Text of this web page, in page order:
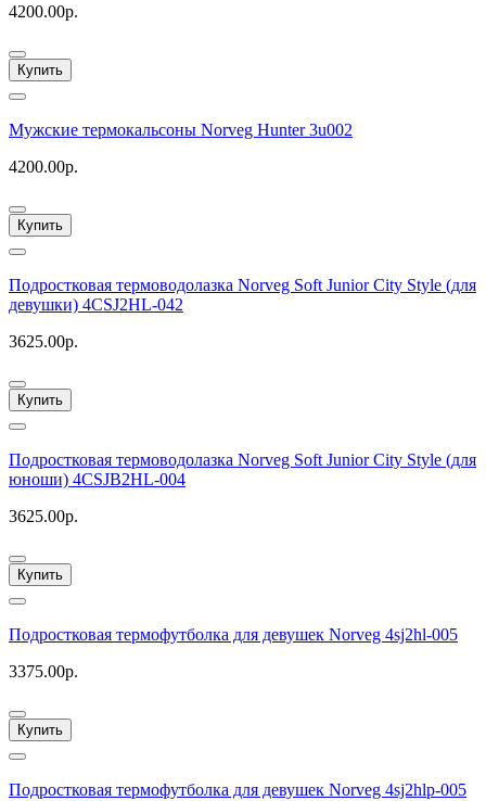
4200.00р.
Купить
Мужские термокальсоны Norveg Hunter 3u002
4200.00р.
Купить
Подростковая термоводолазка Norveg Soft Junior City Style (для
девушки) 4CSJ2HL-042
3625.00р.
Купить
Подростковая термоводолазка Norveg Soft Junior City Style (для
юноши) 4CSJB2HL-004
3625.00р.
Купить
Подростковая термофутболка для девушек Norveg 4sj2hl-005
3375.00р.
Купить
Подростковая термофутболка для девушек Norveg 4sj2hlp-005